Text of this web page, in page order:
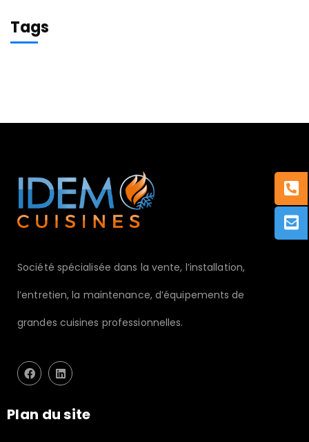
Tags
Société spécialisée dans la vente, l’installation,
l’entretien, la maintenance, d’équipements de
grandes cuisines professionnelles.
Plan du site